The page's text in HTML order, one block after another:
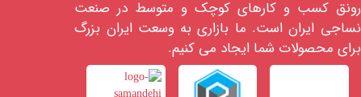
رونق کسب و کارهای کوچک و متوسط در صنعت
نساجی ایران است. ما بازاری به وسعت ایران بزرگ
برای محصولات شما ایجاد می کنیم.